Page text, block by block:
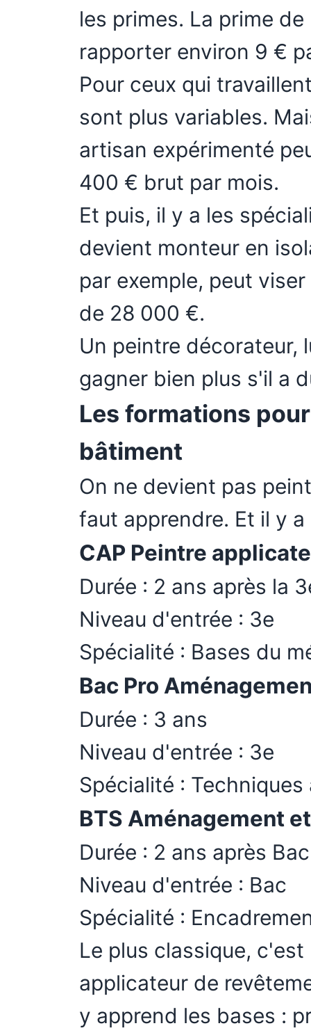
les primes. La prime
rapporter environ 9 €
Pour ceux qui
sont plus variables.
artisan expérimenté
400 € brut par mois.
Et puis, il y a les
devient monteur en
par exemple, peut
de 28 000 €.
Un peintre décorateur,
gagner bien plus s'il a
Les formations
bâtiment
On ne devient pas
faut apprendre. Et il y
CAP Peintre
Durée : 2 ans après la
Niveau d'entrée : 3e
Spécialité : Bases du
Bac Pro
Durée : 3 ans
Niveau d'entrée : 3e
Spécialité : Techniques
BTS Aménagement
Durée : 2 ans après Bac
Niveau d'entrée : Bac
Spécialité :
Le plus classique, c'est
applicateur de
y apprend les bases :